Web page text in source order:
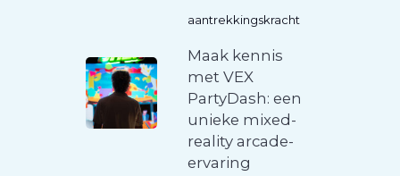
aantrekkingskracht
Maak kennis
met VEX
PartyDash: een
unieke mixed-
reality arcade-
ervaring